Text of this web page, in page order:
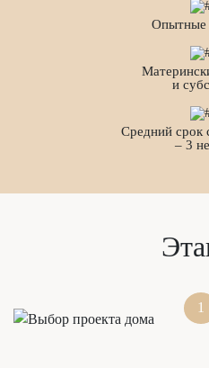
Опытные
и
Средний срок
– 3
1